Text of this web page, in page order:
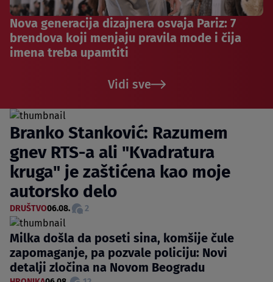
Nova generacija dizajnera osvaja Pariz: 7
brendova koji menjaju pravila mode i čija
imena treba upamtiti
Vidi sve
Branko Stanković: Razumem
gnev RTS-a ali "Kvadratura
kruga" je zaštićena kao moje
autorsko delo
DRUŠTVO06.08. 2
Milka došla da poseti sina, komšije čule
zapomaganje, pa pozvale policiju: Novi
detalji zločina na Novom Beogradu